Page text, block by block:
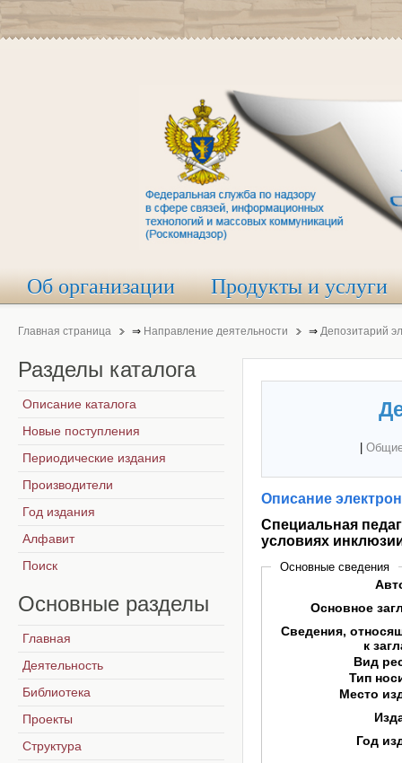
Об организации Продукты и услуги
Главная страница ⇒ Направление деятельности ⇒ Депозитарий
Описание
Специальная
условиях
Основные сведения
Основное
Сведения,
к
Вид
Тип
Место
Год
Разделы каталога
Описание каталога
Новые поступления
Периодические издания
Производители
Год издания
Алфавит
Поиск
Основные разделы
Главная
Деятельность
Библиотека
Проекты
Структура